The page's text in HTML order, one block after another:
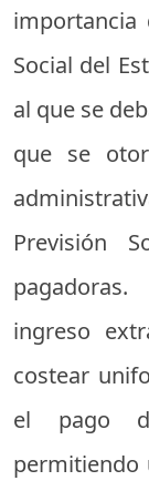
importancia
Social del
al que se
que se
Previsión
ingreso
costear
el pago
permitiendo